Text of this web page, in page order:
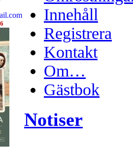
Innehåll
Registrera
Kontakt
Om…
Gästbok
Notiser